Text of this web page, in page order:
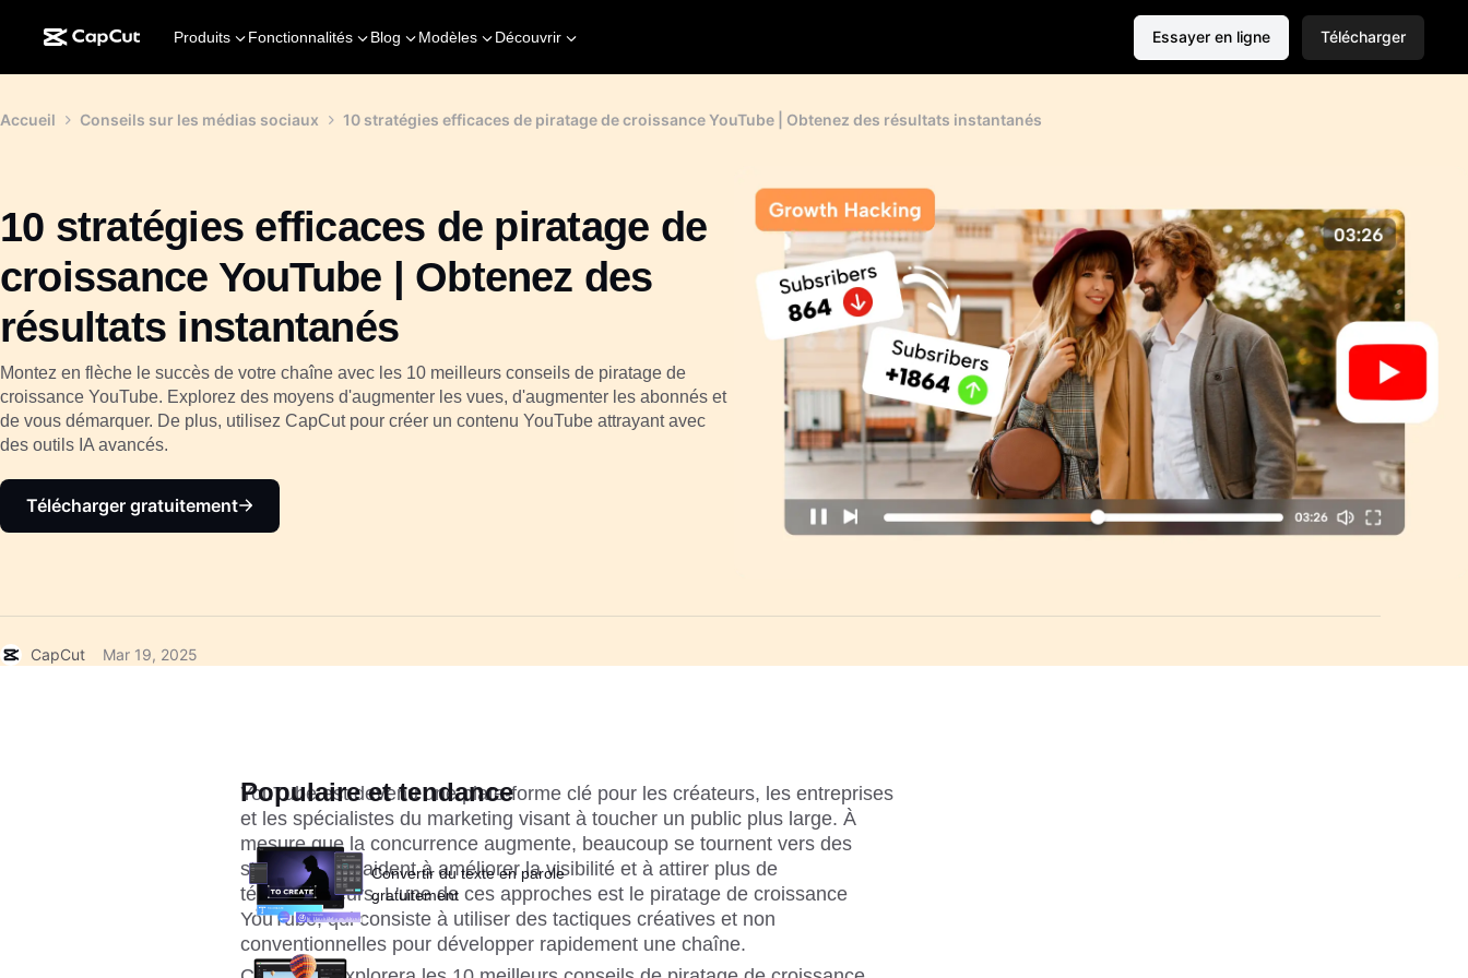
Produits Fonctionnalités Blog Modèles Découvrir Essayer en ligne Télécharger
Accueil Conseils sur les médias sociaux 10 stratégies efficaces de piratage de croissance YouTube | Obtenez des résultats instantanés
10 stratégies efficaces de piratage de
croissance YouTube | Obtenez des
résultats instantanés
Montez en flèche le succès de votre chaîne avec les 10 meilleurs conseils de piratage de
croissance YouTube. Explorez des moyens d'augmenter les vues, d'augmenter les abonnés et
de vous démarquer. De plus, utilisez CapCut pour créer un contenu YouTube attrayant avec
des outils IA avancés.
Télécharger gratuitement
CapCut Mar 19, 2025
YouTube est devenu une plate-forme clé pour les créateurs, les entreprises
et les spécialistes du marketing visant à toucher un public plus large. À
mesure que la concurrence augmente, beaucoup se tournent vers des
stratégies qui aident à améliorer la visibilité et à attirer plus de
téléspectateurs. L'une de ces approches est le piratage de croissance
YouTube, qui consiste à utiliser des tactiques créatives et non
conventionnelles pour développer rapidement une chaîne.
Populaire et tendance
Convertir du texte en parole
gratuitement